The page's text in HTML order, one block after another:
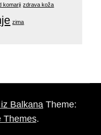
komarji zdrava koža
zima
Balkana Theme:
Themes.